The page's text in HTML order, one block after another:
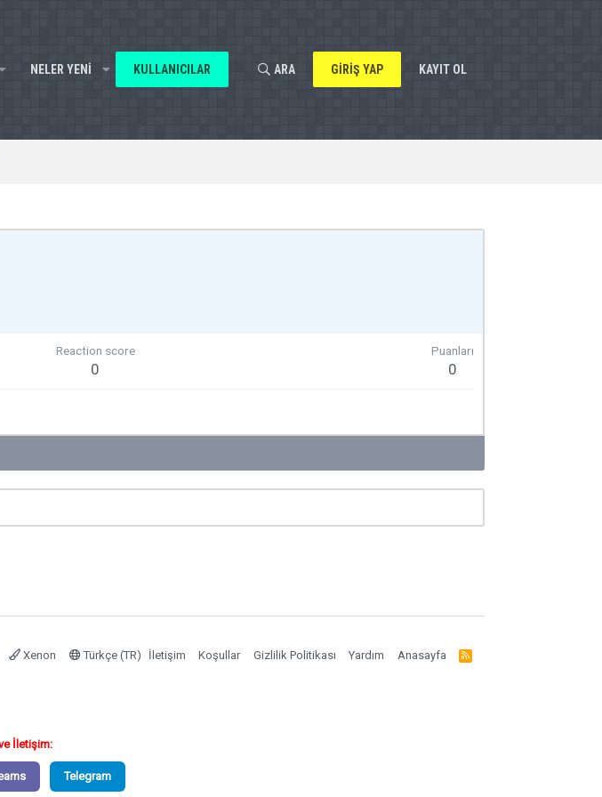
NELER YENI KULLANICILAR GIRIŞ YAP KAYIT OL
ARA
Reaction score
0
Puanları
0
Xenon Türkçe (TR) İletişim Koşullar Gizlilik Politikası Yardım Anasayfa
R
S
İletişim:
Telegram